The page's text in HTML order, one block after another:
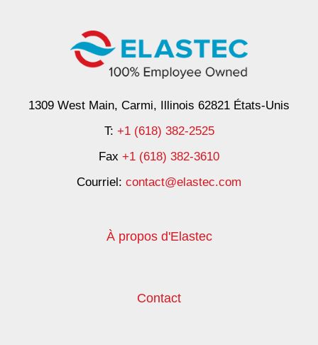
1309 West Main, Carmi, Illinois 62821 États-Unis
T: +1 (618) 382-2525
Fax +1 (618) 382-3610
Courriel: contact@elastec.com
À propos d'Elastec
Contact